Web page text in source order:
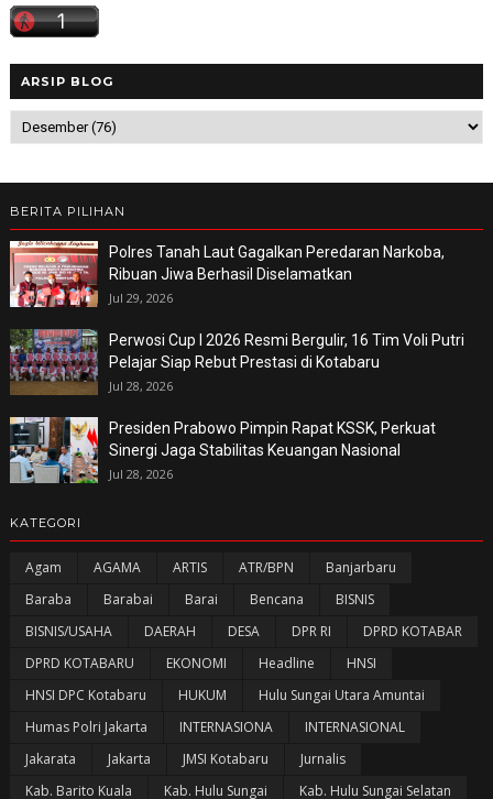
ARSIP BLOG
BERITA PILIHAN
Polres Tanah Laut Gagalkan Peredaran Narkoba,
Ribuan Jiwa Berhasil Diselamatkan
Jul 29, 2026
Perwosi Cup I 2026 Resmi Bergulir, 16 Tim Voli Putri
Pelajar Siap Rebut Prestasi di Kotabaru
Jul 28, 2026
Presiden Prabowo Pimpin Rapat KSSK, Perkuat
Sinergi Jaga Stabilitas Keuangan Nasional
Jul 28, 2026
KATEGORI
Agam AGAMA ARTIS ATR/BPN
Banjarbaru
Baraba
Barabai Barai Bencana
BISNIS
BISNIS/USAHA
DAERAH DESA DPR RI
DPRD KOTABAR
DPRD KOTABARU
EKONOMI Headline
HNSI
HNSI DPC Kotabaru
HUKUM
Hulu Sungai Utara Amuntai
Humas Polri Jakarta
INTERNASIONA
INTERNASIONAL
Jakarata
Jakarta JMSI Kotabaru
Jurnalis
Kab. Barito Kuala
Kab. Hulu Sungai
Kab. Hulu Sungai Selatan